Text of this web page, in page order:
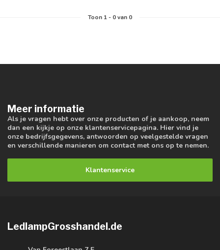
Toon 1- 0van 0
Meer informatie
Als je vragen hebt over onze producten of je aankoop, neem
dan een kijkje op onze klantenservicepagina. Hier vind je
onze bedrijfsgegevens, antwoorden op veelgestelde vragen
en verschillende manieren om contact met ons op te nemen.
Klantenservice
LedlampGrosshandel.de